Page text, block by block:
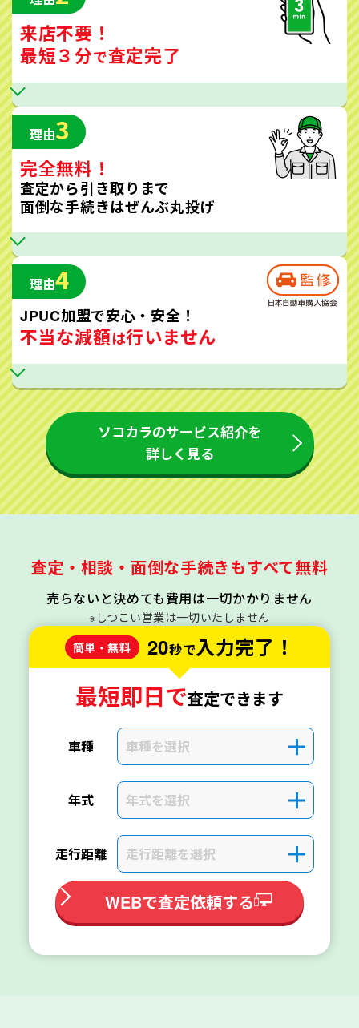
来店不要！
最短３分で査定完了
理由3
完全無料！
査定から引き取りまで
面倒な手続きはぜんぶ丸投げ
理由4
JPUC加盟で安心・安全！
不当な減額は行いません
ソコカラのサービス紹介を
詳しく見る
査定・相談・面倒な手続きもすべて無料
売らないと決めても費用は一切かかりません
※しつこい営業は一切いたしません
簡単・無料
20秒で入力完了！
最短即日で査定できます
車種 車種を選択 ＋
年式 年式を選択 ＋
走行距離 走行距離を選択 ＋
WEBで査定依頼する